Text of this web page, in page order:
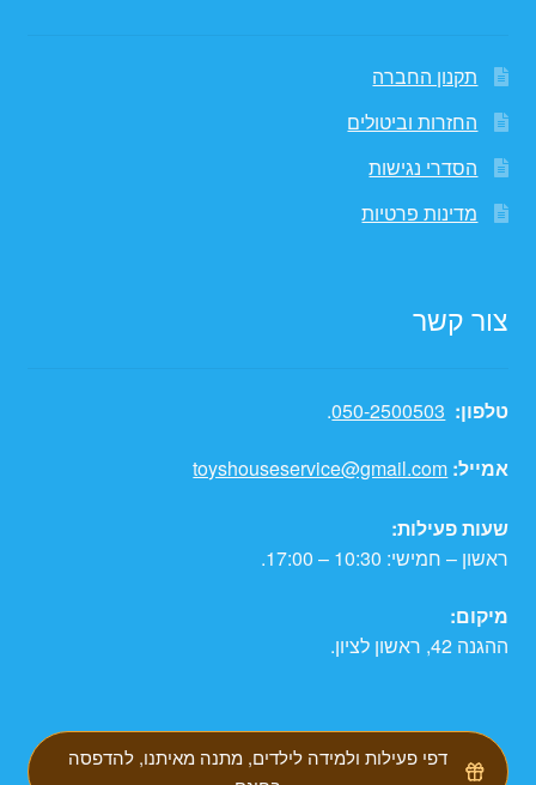
תקנון החברה
החזרות וביטולים
הסדרי נגישות
מדינות פרטיות
צור קשר
טלפון: 050-2500503
.
אמייל: toyshouseservice@gmail.com
שעות פעילות:
ראשון – חמישי: 10:30 – 17:00.
מיקום:
ההגנה 42, ראשון לציון.
דפי פעילות ולמידה לילדים, מתנה מאיתנו, להדפסה